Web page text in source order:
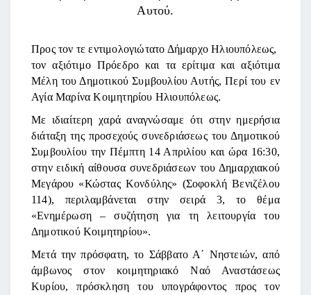
Αυτού.
Προς τον τε εντιμολογιώτατο Δήμαρχο Ηλιουπόλεως,
τον αξιότιμο Πρόεδρο και τα ερίτιμα και αξιότιμα
Μέλη του Δημοτικού Συμβουλίου Αυτής, Περί του εν
Αγία Μαρίνα Κοιμητηρίου Ηλιουπόλεως.
Με ιδιαίτερη χαρά αναγνώσαμε ότι στην ημερήσια
διάταξη της προσεχούς συνεδριάσεως του Δημοτικού
Συμβουλίου την Πέμπτη 14 Απριλίου και ώρα 16:30,
στην ειδική αίθουσα συνεδριάσεων του Δημαρχιακού
Μεγάρου «Κώστας Κονδύλης» (Σοφοκλή Βενιζέλου
114), περιλαμβάνεται στην σειρά 3, το θέμα
«Ενημέρωση – συζήτηση για τη λειτουργία του
Δημοτικού Κοιμητηρίου».
Μετά την πρόσφατη, το Σάββατο Α΄ Νηστειών, από
άμβωνος στον κοιμητηριακό Ναό Αναστάσεως
Κυρίου, πρόσκληση του υπογράφοντος προς τον